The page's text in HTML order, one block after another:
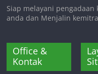
Siap melayani
anda dan Menjalin
Office &
Kontak